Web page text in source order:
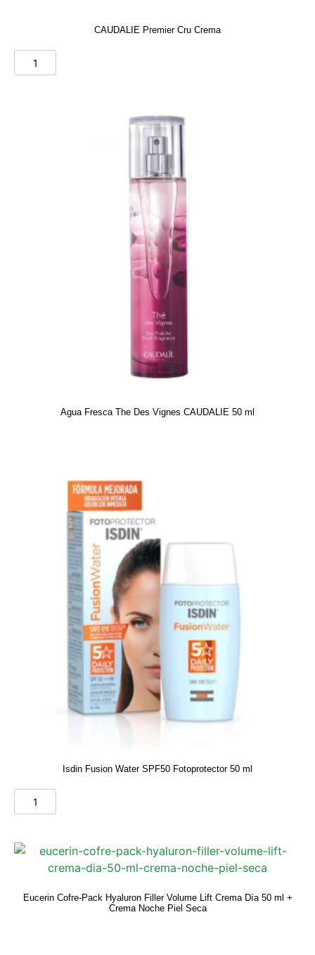
CAUDALIE Premier Cru Crema
Agua Fresca The Des Vignes CAUDALIE 50 ml
Isdin Fusion Water SPF50 Fotoprotector 50 ml
Eucerin Cofre-Pack Hyaluron Filler Volume Lift Crema Día 50 ml +
Crema Noche Piel Seca